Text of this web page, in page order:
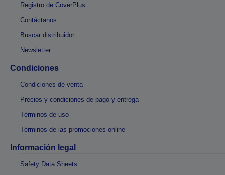
Registro de CoverPlus
Contáctanos
Buscar distribuidor
Newsletter
Condiciones
Condiciones de venta
Precios y condiciones de pago y entrega
Términos de uso
Términos de las promociones online
Información legal
Safety Data Sheets